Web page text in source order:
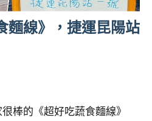
麵線》，捷運昆陽站
棒的《超好吃蔬食麵線》